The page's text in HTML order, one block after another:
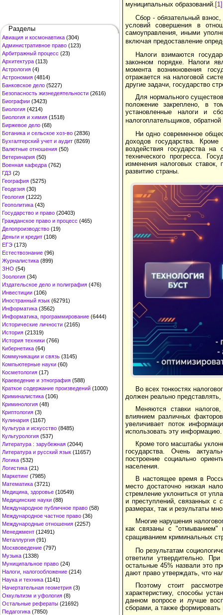
Разделы
Авиация и космонавтика (304)
Административное право (123)
Арбитражный процесс (23)
Архитектура (113)
Астрология (4)
Астрономия (4814)
Банковское дело (5227)
Безопасность жизнедеятельности (2616)
Биографии (3423)
Биология (4214)
Биология и химия (1518)
Биржевое дело (68)
Ботаника и сельское хоз-во (2836)
Бухгалтерский учет и аудит (8269)
Валютные отношения (50)
Ветеринария (50)
Военная кафедра (762)
ГДЗ (2)
География (5275)
Геодезия (30)
Геология (1222)
Геополитика (43)
Государство и право (20403)
Гражданское право и процесс (465)
Делопроизводство (19)
Деньги и кредит (108)
ЕГЭ (173)
Естествознание (96)
Журналистика (899)
ЗНО (54)
Зоология (34)
Издательское дело и полиграфия (476)
Инвестиции (106)
Иностранный язык (62791)
Информатика (3562)
Информатика, программирование (6444)
Исторические личности (2165)
История (21319)
История техники (766)
Кибернетика (64)
Коммуникации и связь (3145)
Компьютерные науки (60)
Косметология (17)
Краеведение и этнография (588)
Краткое содержание произведений (1000)
Криминалистика (106)
Криминология (48)
Криптология (3)
Кулинария (1167)
Культура и искусство (8485)
Культурология (537)
Литература : зарубежная (2044)
Литература и русский язык (11657)
Логика (532)
Логистика (21)
Маркетинг (7985)
Математика (3721)
Медицина, здоровье (10549)
Медицинские науки (88)
Международное публичное право (58)
Международное частное право (36)
Международные отношения (2257)
Менеджмент (12491)
Металлургия (91)
Москвоведение (797)
Музыка (1338)
Муниципальное право (24)
Налоги, налогообложение (214)
Наука и техника (1141)
Начертательная геометрия (3)
Оккультизм и уфология (8)
Остальные рефераты (21692)
Педагогика (7850)
муниципальных образований. [1]
Сбор - обязательный
условий совершения в
самоуправления, иными
включая предоставление
Налоги взимаются
законном порядке. Налоги
момента возникновения
отражается на налоговой
другие задачи, государство
Для нормального
положение закреплено, в
установленные налоги и
налогоплательщиков,
Ни одно современное
доходов государства.
воздействия государства на
технического прогресса.
изменения налоговых ставок,
развитию страны.
Во всех тонкостях
должен реально
Меняются ставки
влиянием различных
увеличивает поток
использовать эту информацию.
Кроме того масштабы
государства. Очень
построение социально
населения.
В настоящее время в
место достаточно низкая
стремление уклониться от
и преступлений, связанных с
размерах, так и результаты
Многие нарушения
как связаны с "отмыванием"
сращиванием криминальных
По результатам
ответили утвердительно.
остальные 45% назвали это
дают право утверждать, что
Поэтому стоит
характеристику, способы
данном вопросе и лучше
сборами, а также формировать